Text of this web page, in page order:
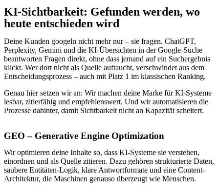
KI-Sichtbarkeit: Gefunden werden, wo
heute entschieden wird
Deine Kunden googeln nicht mehr nur – sie fragen. ChatGPT,
Perplexity, Gemini und die KI-Übersichten in der Google-Suche
beantworten Fragen direkt, ohne dass jemand auf ein Suchergebnis
klickt. Wer dort nicht als Quelle auftaucht, verschwindet aus dem
Entscheidungsprozess – auch mit Platz 1 im klassischen Ranking.
Genau hier setzen wir an: Wir machen deine Marke für KI-Systeme
lesbar, zitierfähig und empfehlenswert. Und wir automatisieren die
Prozesse dahinter, damit Sichtbarkeit nicht an Kapazität scheitert.
GEO – Generative Engine Optimization
Wir optimieren deine Inhalte so, dass KI-Systeme sie verstehen,
einordnen und als Quelle zitieren. Dazu gehören strukturierte Daten,
saubere Entitäten-Logik, klare Antwortformate und eine Content-
Architektur, die Maschinen genauso überzeugt wie Menschen.